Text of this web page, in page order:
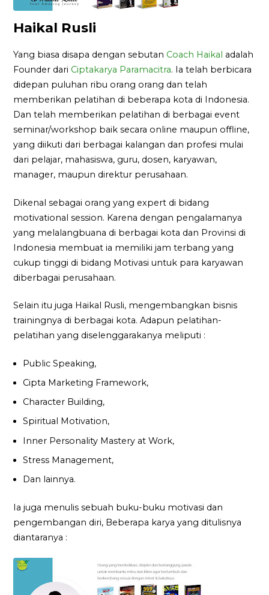
Haikal Rusli
Yang biasa disapa dengan sebutan Coach Haikal adalah
Founder dari Ciptakarya Paramacitra. Ia telah berbicara
didepan puluhan ribu orang orang dan telah
memberikan pelatihan di beberapa kota di Indonesia.
Dan telah memberikan pelatihan di berbagai event
seminar/workshop baik secara online maupun offline,
yang diikuti dari berbagai kalangan dan profesi mulai
dari pelajar, mahasiswa, guru, dosen, karyawan,
manager, maupun direktur perusahaan.
Dikenal sebagai orang yang expert di bidang
motivational session. Karena dengan pengalamanya
yang melalangbuana di berbagai kota dan Provinsi di
Indonesia membuat ia memiliki jam terbang yang
cukup tinggi di bidang Motivasi untuk para karyawan
diberbagai perusahaan.
Selain itu juga Haikal Rusli, mengembangkan bisnis
trainingnya di berbagai kota. Adapun pelatihan-
pelatihan yang diselenggarakanya meliputi :
Public Speaking,
Cipta Marketing Framework,
Character Building,
Spiritual Motivation,
Inner Personality Mastery at Work,
Stress Management,
Dan lainnya.
Ia juga menulis sebuah buku-buku motivasi dan
pengembangan diri, Beberapa karya yang ditulisnya
diantaranya :